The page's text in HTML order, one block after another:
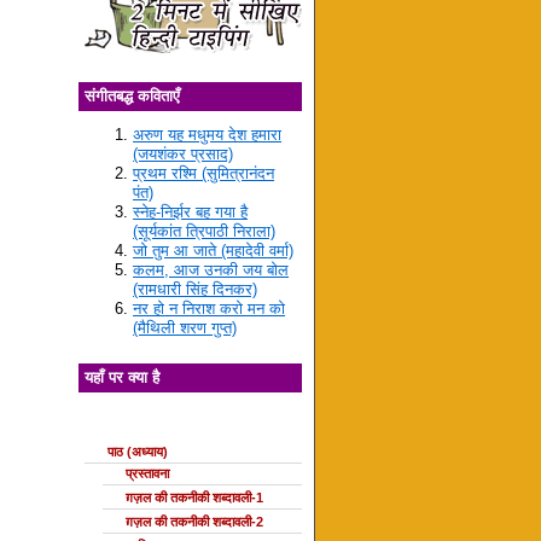
संगीतबद्ध कविताएँ
अरुण यह मधुमय देश हमारा
(जयशंकर प्रसाद)
प्रथम रश्मि (सुमित्रानंदन
पंत)
स्नेह-निर्झर बह गया है
(सूर्यकांत त्रिपाठी निराला)
जो तुम आ जाते (महादेवी वर्मा)
कलम, आज उनकी जय बोल
(रामधारी सिंह दिनकर)
नर हो न निराश करो मन को
(मैथिली शरण गुप्त)
यहाँ पर क्या है
पाठ (अध्याय)
प्रस्तावना
ग़ज़ल की तकनीकी शब्दावली-1
ग़ज़ल की तकनीकी शब्दावली-2